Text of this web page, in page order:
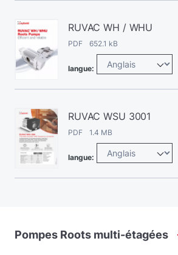
RUVAC WH / WHU
PDF 652.1 kB
langue:
RUVAC WSU 3001
PDF 1.4 MB
langue:
Pompes Roots multi-étagées